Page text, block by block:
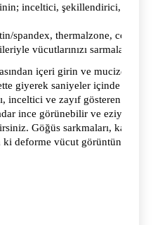
inceltici, şekillendirici,
spandex, thermalzone, coton
vücutlarınızı sarmalamayı
içeri girin ve mucizevi
giyerek saniyeler içinde
inceltici ve zayıf gösteren
ince görünebilir ve eziyet
Göğüs sarkmaları, karın-
ki deforme vücut görüntünüz sizi